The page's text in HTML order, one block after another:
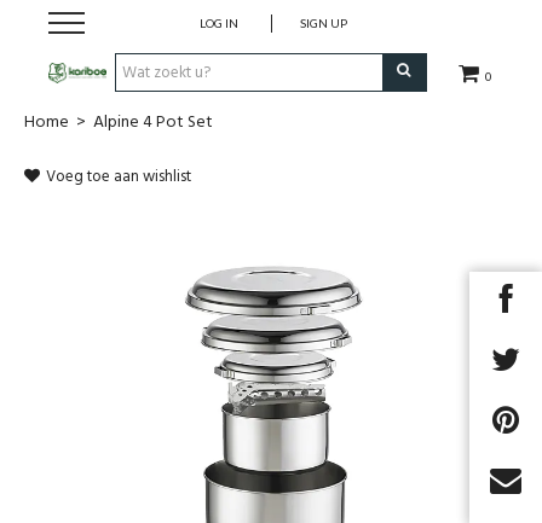
0
LOG IN SIGN UP
Cadeaubon
Home > Alpine 4 Pot Set
Voeg toe aan wishlist
Next